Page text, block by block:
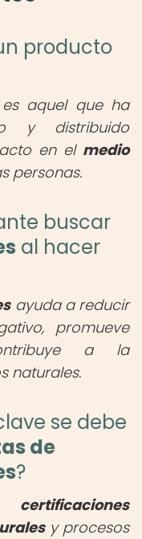
producto
aquel que ha
y distribuido
en el medio
personas.
buscar
al hacer
ayuda a reducir
promueve
a la
naturales.
se debe
de
?
certificaciones
y procesos